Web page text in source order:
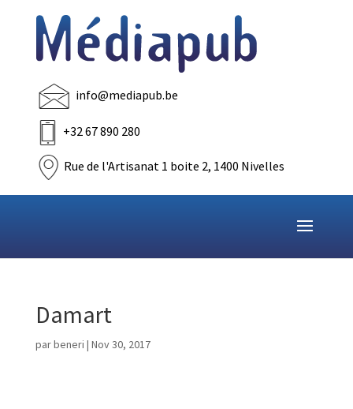
info@mediapub.be
+32 67 890 280
Rue de l'Artisanat 1 boite 2, 1400 Nivelles
Damart
parbeneri | Nov 30, 2017